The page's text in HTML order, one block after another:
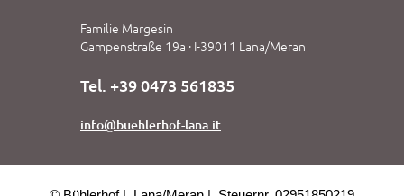
Familie Margesin
Gampenstraße 19a · I-39011 Lana/Meran
Tel. +39 0473 561835
info@buehlerhof-lana.it